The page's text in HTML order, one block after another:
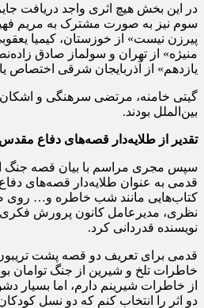
در این بخش هیچ اثری واجد دریافت
سوم نیز به صورت مشترک به مریم
پیرزن نیست» از خوزستان، کیمیا
منیژه» از تهران و سولماز صادق
یازدهم» از آذربایجان شرقی اختصاص
گیتی خامنه، مرتضی سرهنگی و
بین‌الملل بودند.
تقدیر از طلایه‌دار قصه‌های دفاع مقدس
سپس مجری مراسم با بیان قصه جنگ
قدمی به عنوان طلایه‌دار قصه‌های
کتاب‌هایی مانند شب خاطره و…
نظری، مدیرعامل کانون پرورش فکری
نویسنده قدردانی کرد.
قدمی برای تعریف دو قصه پشت
خاطرات تلخ و شیرین از جنگ توامان
از خاطرات شیرینم دارم، اما بسیار
دو اثر را انتخاب کنم که دو نسل